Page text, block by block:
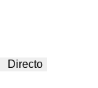
Directo